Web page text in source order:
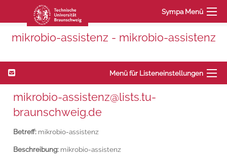
Sympa Menü
mikrobio-assistenz - mikrobio-assistenz
Menü für Listeneinstellungen
mikrobio-assistenz@lists.tu-
braunschweig.de
Betreff: mikrobio-assistenz
Beschreibung: mikrobio-assistenz